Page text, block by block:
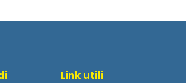
Link utili